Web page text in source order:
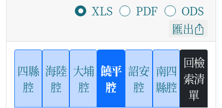
XLS
PDF
ODS
匯出
四縣
腔
海陸
腔
大埔
腔
饒平
腔
詔安
腔
南四
縣腔
回檢
索清
單